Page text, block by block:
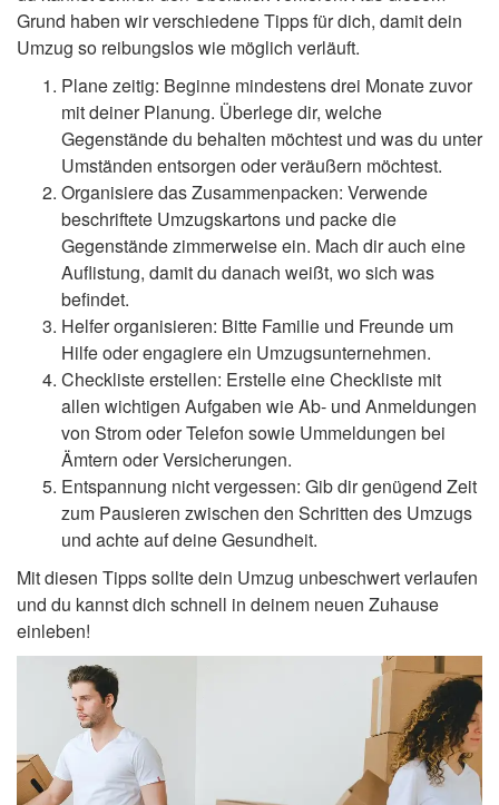
Grund haben wir verschiedene Tipps für dich, damit dein
Umzug so reibungslos wie möglich verläuft.
Plane zeitig: Beginne mindestens drei Monate zuvor
mit deiner Planung. Überlege dir, welche
Gegenstände du behalten möchtest und was du unter
Umständen entsorgen oder veräußern möchtest.
Organisiere das Zusammenpacken: Verwende
beschriftete Umzugskartons und packe die
Gegenstände zimmerweise ein. Mach dir auch eine
Auflistung, damit du danach weißt, wo sich was
befindet.
Helfer organisieren: Bitte Familie und Freunde um
Hilfe oder engagiere ein Umzugsunternehmen.
Checkliste erstellen: Erstelle eine Checkliste mit
allen wichtigen Aufgaben wie Ab- und Anmeldungen
von Strom oder Telefon sowie Ummeldungen bei
Ämtern oder Versicherungen.
Entspannung nicht vergessen: Gib dir genügend Zeit
zum Pausieren zwischen den Schritten des Umzugs
und achte auf deine Gesundheit.
Mit diesen Tipps sollte dein Umzug unbeschwert verlaufen
und du kannst dich schnell in deinem neuen Zuhause
einleben!